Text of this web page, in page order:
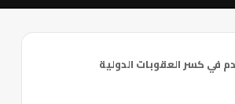
في كسر العقوبات الدولية